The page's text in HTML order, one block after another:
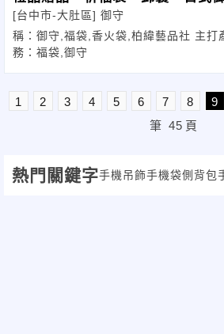
香火袋
[台中市-大肚區] 御守
稱：御守,福袋,香火袋,柏緯藝品社 主打
務：福袋,御守
1 2 3 4 5 6 7 8 9
筆 45 頁
熱門關鍵字手機吊飾手機袋側背包